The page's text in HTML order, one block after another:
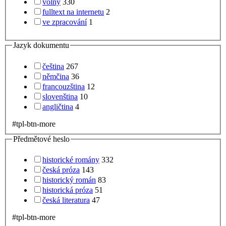
volný 330
fulltext na internetu 2
ve zpracování 1
Jazyk dokumentu
čeština 267
němčina 36
francouzština 12
slovenština 10
angličtina 4
#tpl-btn-more
Předmětové heslo
historické romány 332
česká próza 143
historický román 83
historická próza 51
česká literatura 47
#tpl-btn-more